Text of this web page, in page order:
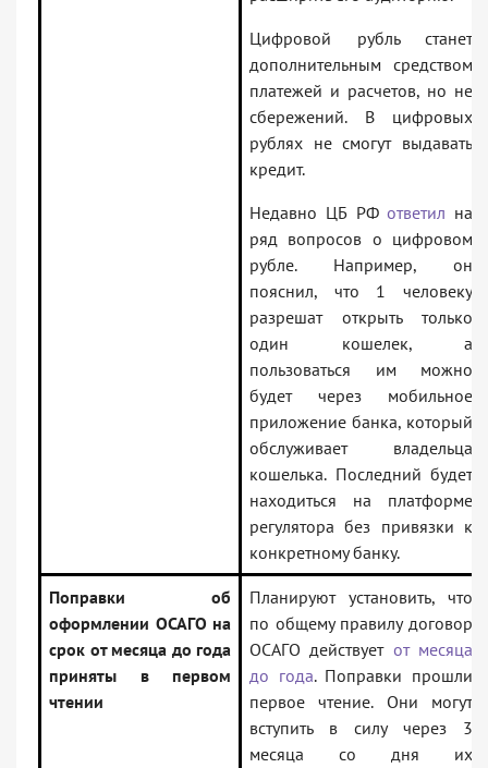
Цифровой рубль станет
дополнительным средством
платежей и расчетов, но не
сбережений. В цифровых
рублях не смогут выдавать
кредит.
Недавно ЦБ РФответил на
ряд вопросов о цифровом
рубле. Например, он
пояснил, что 1 человеку
разрешат открыть только
один кошелек, а
пользоваться им можно
будет через мобильное
приложение банка, который
обслуживает владельца
кошелька. Последний будет
находиться на платформе
регулятора без привязки к
конкретному банку.
Поправки об
оформлении ОСАГО на
срок от месяца до года
приняты в первом
чтении
Планируют установить, что
по общему правилу договор
ОСАГО действует от месяца
до года. Поправки прошли
первое чтение. Они могут
вступить в силу через 3
месяца со дня их